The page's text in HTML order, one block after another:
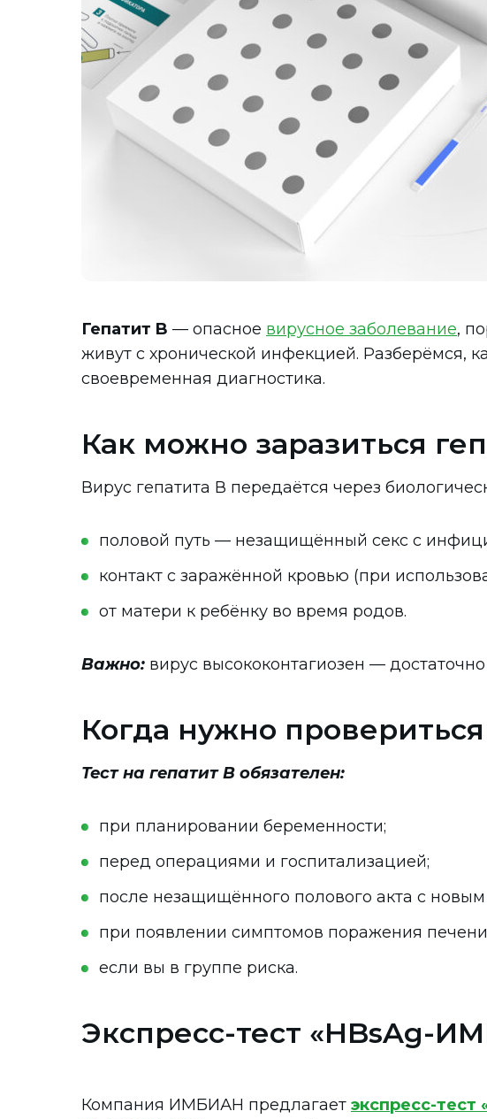
Гепатит B — опасное вирусное заболевание,
живут с хронической инфекцией. Разберёмся,
своевременная диагностика.
Как можно заразиться
Вирус гепатита В передаётся через
половой путь — незащищённый секс с
контакт с заражённой кровью (при
от матери к ребёнку во время родов.
Важно: вирус высококонтагиозен —
Когда нужно
Тест на гепатит B обязателен:
при планировании беременности;
перед операциями и госпитализацией;
после незащищённого полового акта с
при появлении симптомов поражения
если вы в группе риска.
Экспресс-тест «HBsAg-
Компания ИМБИАН предлагает экспресс-тест